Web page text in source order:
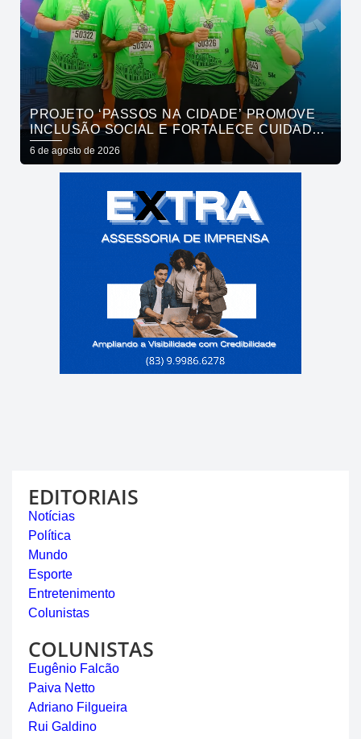
PROJETO ‘PASSOS NA CIDADE’ PROMOVE
INCLUSÃO SOCIAL E FORTALECE CUIDADO
EM SAÚDE MENTAL POR MEIO DA CORRIDA
6 de agosto de 2026
EDITORIAIS
Notícias
Política
Mundo
Esporte
Entretenimento
Colunistas
COLUNISTAS
Eugênio Falcão
Paiva Netto
Adriano Filgueira
Rui Galdino